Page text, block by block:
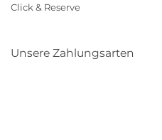
Click & Reserve
Unsere Zahlungsarten